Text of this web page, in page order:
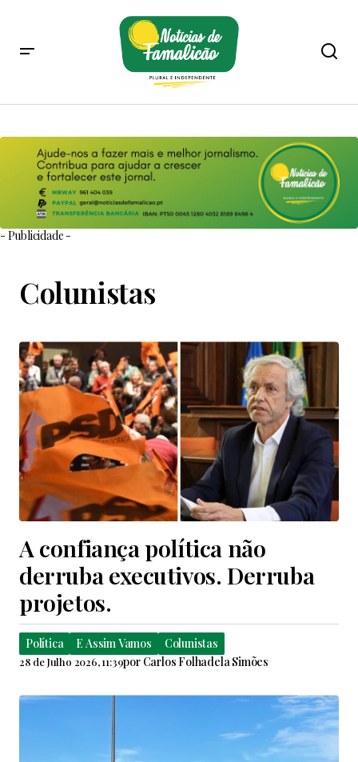
- Publicidade -
Colunistas
A confiança política não
derruba executivos. Derruba
projetos.
Política E Assim Vamos Colunistas
28 de Julho 2026, 11:39por Carlos Folhadela Simões